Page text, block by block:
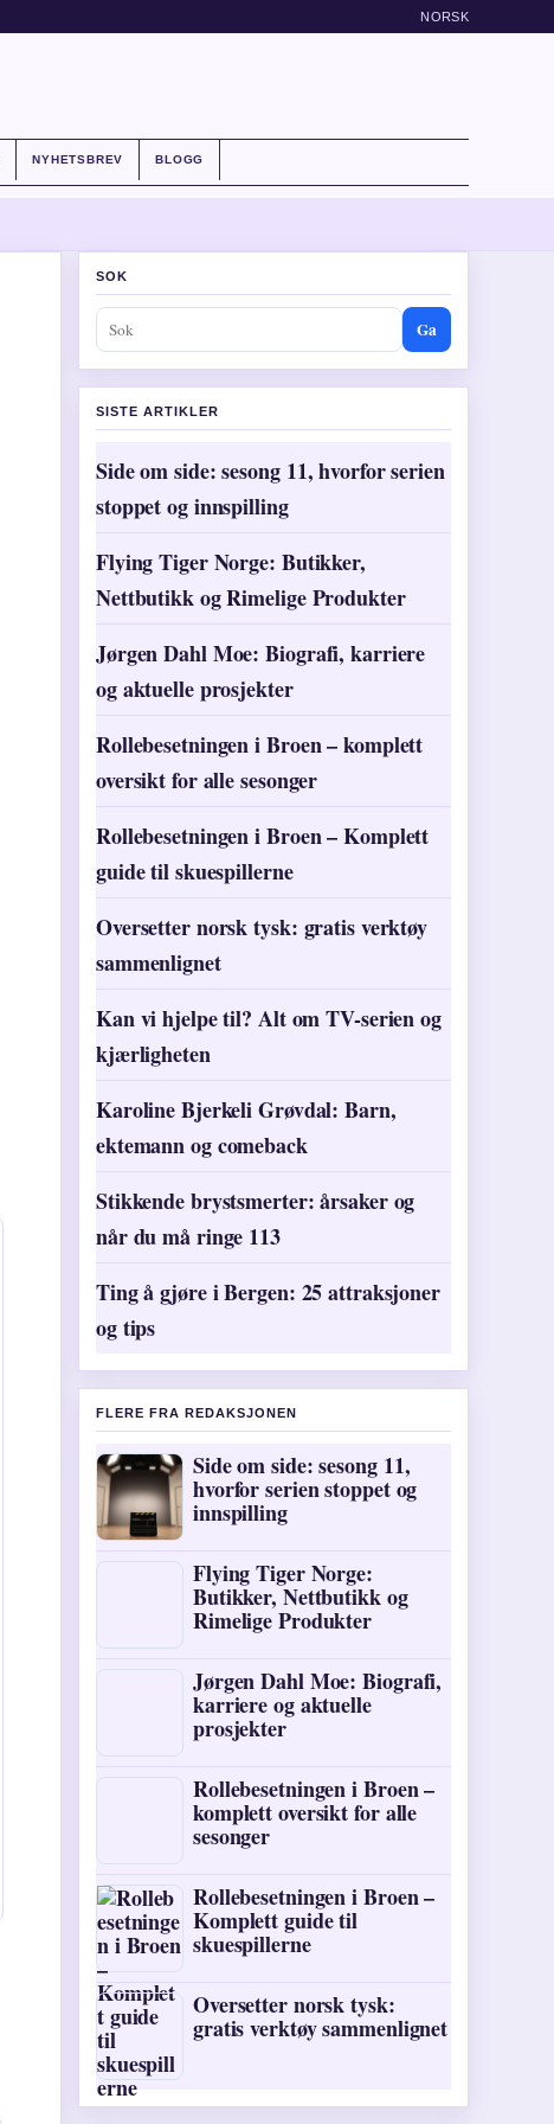
NORSK
NYHETSBREV BLOGG
SOK
Ga
SISTE ARTIKLER
Side om side: sesong 11, hvorfor serien
stoppet og innspilling
Flying Tiger Norge: Butikker,
Nettbutikk og Rimelige Produkter
Jørgen Dahl Moe: Biografi, karriere
og aktuelle prosjekter
Rollebesetningen i Broen – komplett
oversikt for alle sesonger
Rollebesetningen i Broen – Komplett
guide til skuespillerne
Oversetter norsk tysk: gratis verktøy
sammenlignet
Kan vi hjelpe til? Alt om TV-serien og
kjærligheten
Karoline Bjerkeli Grøvdal: Barn,
ektemann og comeback
Stikkende brystsmerter: årsaker og
når du må ringe 113
Ting å gjøre i Bergen: 25 attraksjoner
og tips
FLERE FRA REDAKSJONEN
Side om side: sesong 11,
hvorfor serien stoppet og
innspilling
Flying Tiger Norge:
Butikker, Nettbutikk og
Rimelige Produkter
Jørgen Dahl Moe: Biografi,
karriere og aktuelle
prosjekter
Rollebesetningen i Broen –
komplett oversikt for alle
sesonger
Rollebesetningen i Broen –
Komplett guide til
skuespillerne
Oversetter norsk tysk:
gratis verktøy sammenlignet